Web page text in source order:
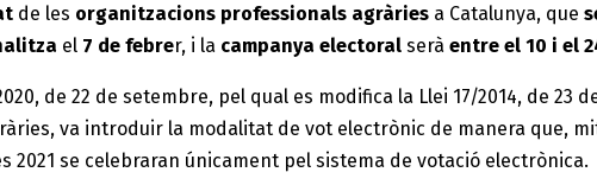
de les organitzacions professionals agràries a Catalunya, que
el 7 de febrer, i la campanya electoral seràentre el 10 i el
de 22 de setembre, pel qual es modifica la Llei 17/2014, de
va introduir la modalitat de vot electrònic de manera que,
2021 se celebraran únicament pel sistema de votació electrònica.